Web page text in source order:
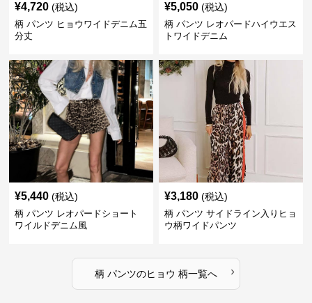
¥4,720 (税込)
柄 パンツ ヒョウワイドデニム五
分丈
¥5,050 (税込)
柄 パンツ レオパードハイウエス
トワイドデニム
¥5,440 (税込)
柄 パンツ レオパードショート
ワイルドデニム風
¥3,180 (税込)
柄 パンツ サイドライン入りヒョ
ウ柄ワイドパンツ
柄 パンツのヒョウ 柄一覧へ ›